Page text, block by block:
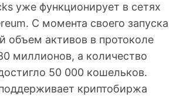
уже функционирует в сетях
С момента своего запуска
объем активов в протоколе
миллионов, а количество
50 000 кошельков.
криптобиржа